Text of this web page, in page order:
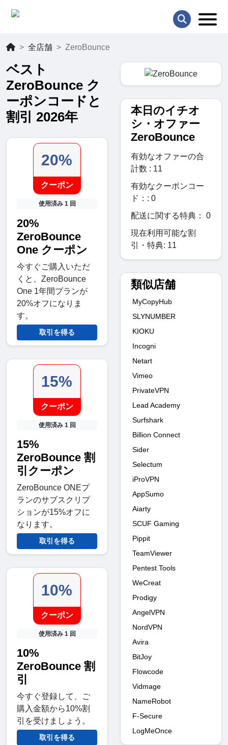
全店舗 ZeroBounce
ベスト
ZeroBounce ク
ーポンコードと
割引 2026年
20%
クーポン
使用済み 1 回
20%
ZeroBounce
One クーポン
今すぐご購入いただ
くと、ZeroBounce
One 1年間プランが
20%オフになりま
す。
取引を得る
15%
クーポン
使用済み 1 回
15%
ZeroBounce 割
引クーポン
ZeroBounce ONEプ
ランのサブスクリプ
ションが15%オフに
なります。
取引を得る
10%
クーポン
使用済み 1 回
10%
ZeroBounce 割
引
今すぐ登録して、ご
購入金額から10%割
引を受けましょう。
取引を得る
本日のイチオ
シ・オファー
ZeroBounce
有効なオファーの合
計数 : 11
有効なクーポンコー
ド：: 0
配送に関する特典： 0
現在利用可能な割
引・特典: 11
類似店舗
MyCopyHub
SLYNUMBER
KIOKU
Incogni
Netart
Vimeo
PrivateVPN
Lead Academy
Surfshark
Billion Connect
Sider
Selectum
iProVPN
AppSumo
Aiarty
SCUF Gaming
Pippit
TeamViewer
Pentest Tools
WeCreat
Prodigy
AngelVPN
NordVPN
Avira
BitJoy
Flowcode
Vidmage
NameRobot
F‑Secure
LogMeOnce